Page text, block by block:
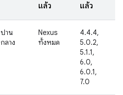
แล้ว
แล้ว
ปาน
กลาง
Nexus
ทั้งหมด
4.4.4,
5.0.2,
5.1.1,
6.0,
6.0.1,
7.0